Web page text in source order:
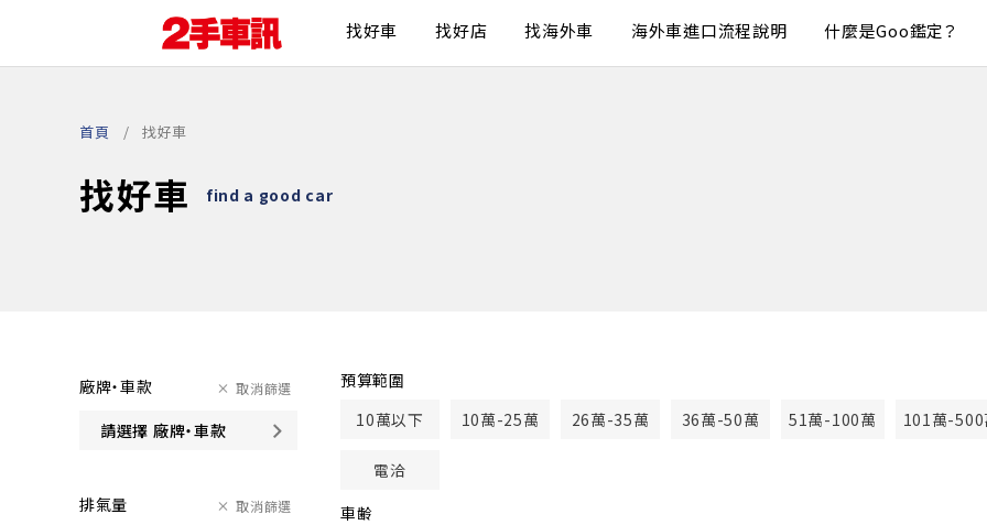
找好車 找好店 找海外車 海外車進口流程說明 什麼是Goo鑑定？
首頁 找好車
找好車 find a good car
廠牌・車款
請選擇 廠牌・車款
取消篩選
排氣量 取消篩選
預算範圍
10萬以下
10萬-25萬 26萬-35萬 36萬-50萬 51萬-100萬 101萬-500
電洽
車齢